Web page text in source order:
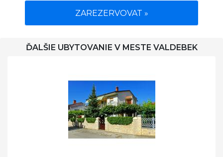
ZAREZERVOVAT »
ĎALŠIE UBYTOVANIE V MESTE VALDEBEK